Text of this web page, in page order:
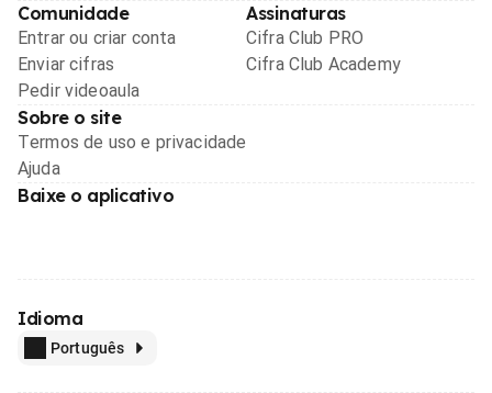
Comunidade
Entrar ou criar conta
Enviar cifras
Pedir videoaula
Assinaturas
Cifra Club PRO
Cifra Club Academy
Sobre o site
Termos de uso e privacidade
Ajuda
Baixe o aplicativo
Idioma
Português